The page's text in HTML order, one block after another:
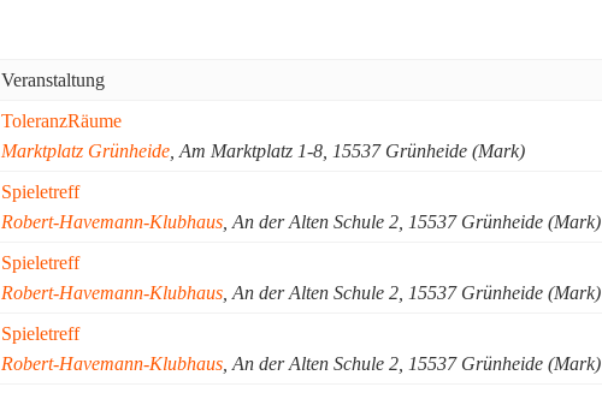
Veranstaltung
ToleranzRäume
Marktplatz Grünheide, Am Marktplatz 1-8, 15537 Grünheide (Mark)
Spieletreff
Robert-Havemann-Klubhaus, An der Alten Schule 2, 15537 Grünheide (Mark)
Spieletreff
Robert-Havemann-Klubhaus, An der Alten Schule 2, 15537 Grünheide (Mark)
Spieletreff
Robert-Havemann-Klubhaus, An der Alten Schule 2, 15537 Grünheide (Mark)